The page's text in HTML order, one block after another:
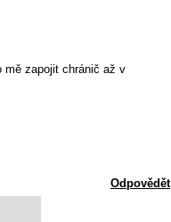
mě zapojit chránič až v
Odpovědět